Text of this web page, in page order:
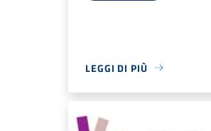
LEGGI DI PIÙ